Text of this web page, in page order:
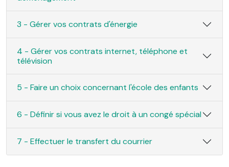
3 - Gérer vos contrats d'énergie
4 - Gérer vos contrats internet, téléphone et
télévision
5 - Faire un choix concernant l'école des enfants
6 - Définir si vous avez le droit à un congé spécial
7 - Effectuer le transfert du courrier